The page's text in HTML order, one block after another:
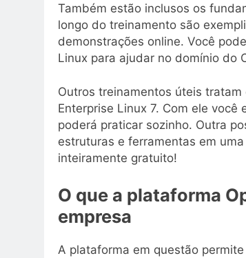
Também estão inclusos os
longo do treinamento são
demonstrações online. Você
Linux para ajudar no domínio do
Outros treinamentos úteis
Enterprise Linux 7. Com ele
poderá praticar sozinho. Outra
estruturas e ferramentas em
inteiramente gratuito!
O que a plataforma
empresa
A plataforma em questão